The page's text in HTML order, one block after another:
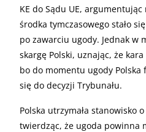
KE do Sądu UE,
środka tymczasowego stało
po zawarciu ugody. Jednak w
skargę Polski, uznając, że kara
bo do momentu ugody Polska
się do decyzji Trybunału.
Polska utrzymała stanowisko
twierdząc, że ugoda powinna